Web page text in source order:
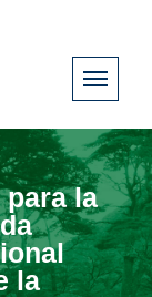
para la
la